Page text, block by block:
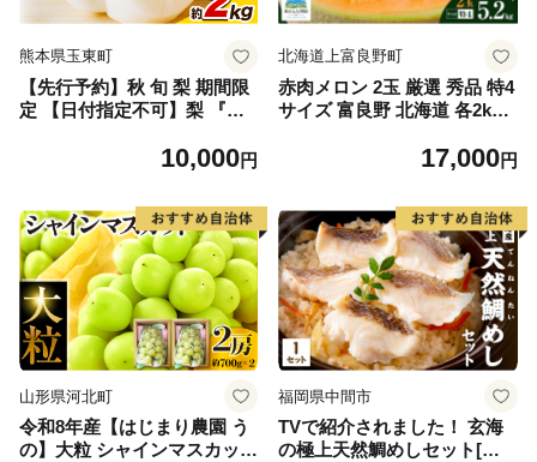
熊本県玉東町
【先行予約】秋 旬 梨 期間限
定 【日付指定不可】梨 『松
ぷり 約2kg 5-7玉前後 《7月
田農園』なし 果物 スイーツ
フルーツ デザート スムージ
ー SDG`s
10,000円
北海道上富良野町
赤肉メロン 2玉 厳選 秀品 特4
サイズ 富良野 北海道 各2kg
富良野 メロン めろん 果物 く
17,000円
山形県河北町
令和8年産【はじまり農園 う
の】大粒 シャインマスカット
福岡県中間市
TVで紹介されました！ 玄海
の極上天然鯛めしセット[鯛